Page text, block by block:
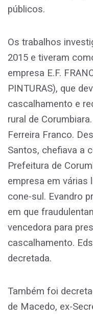
públicos.
Os trabalhos
2015 e tiveram
empresa E.F.
PINTURAS), que
cascalhamento e
rural de
Ferreira Franco.
Santos, chefiava a
Prefeitura de
empresa em várias
cone-sul. Evandro
em que
vencedora para
cascalhamento.
decretada.
Também foi
de Macedo, ex-